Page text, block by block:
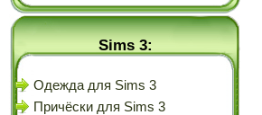
Sims 3:
Одежда для Sims 3
Причёски для Sims 3